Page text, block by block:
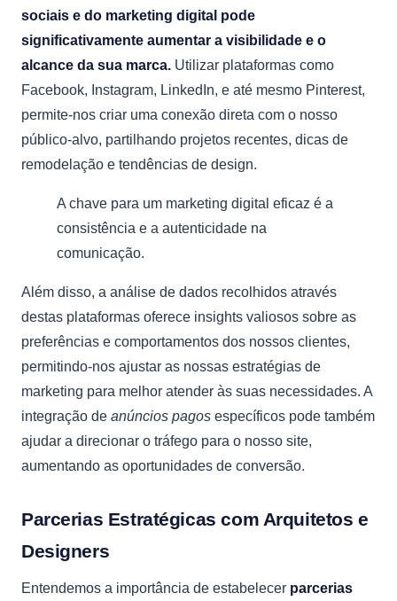
sociais e do marketing digital pode
significativamente aumentar a visibilidade e o
alcance da sua marca. Utilizar plataformas como
Facebook, Instagram, LinkedIn, e até mesmo Pinterest,
permite-nos criar uma conexão direta com o nosso
público-alvo, partilhando projetos recentes, dicas de
remodelação e tendências de design.
A chave para um marketing digital eficaz é a
consistência e a autenticidade na
comunicação.
Além disso, a análise de dados recolhidos através
destas plataformas oferece insights valiosos sobre as
preferências e comportamentos dos nossos clientes,
permitindo-nos ajustar as nossas estratégias de
marketing para melhor atender às suas necessidades. A
integração de anúncios pagos específicos pode também
ajudar a direcionar o tráfego para o nosso site,
aumentando as oportunidades de conversão.
Parcerias Estratégicas com Arquitetos e
Designers
Entendemos a importância de estabelecer parcerias